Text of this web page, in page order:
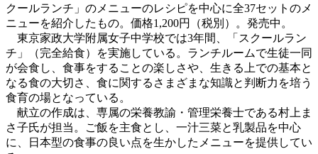
クールランチ」のメニューのレシピを中心に全37セットのメ
ニューを紹介したもの。価格1,200円（税別）。発売中。
東京家政大学附属女子中学校では3年間、「スクールラン
チ」（完全給食）を実施している。ランチルームで生徒一同
が会食し、食事をすることの楽しさや、生きる上での基本と
なる食の大切さ、食に関するさまざまな知識と判断力を培う
食育の場となっている。
献立の作成は、専属の栄養教諭・管理栄養士である村上ま
さ子氏が担当。ご飯を主食とし、一汁三菜と乳製品を中心
に、日本型の食事の良い点を生かしたメニューを提供してい